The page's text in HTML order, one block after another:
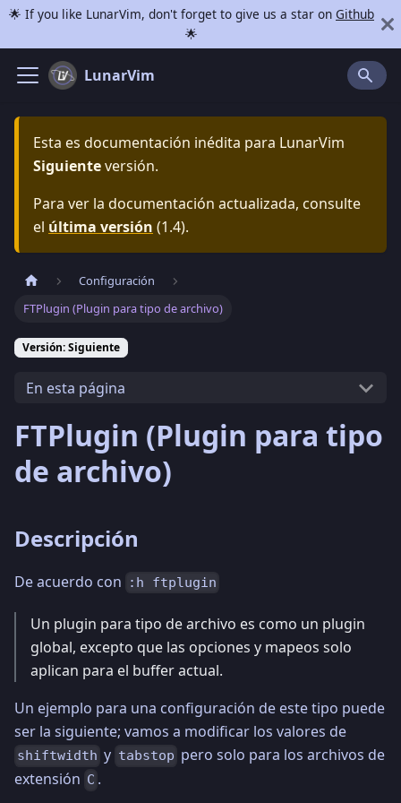
🌟 If you like LunarVim, don't forget to give us a star on Github
🌟
LunarVim
Esta es documentación inédita para LunarVim
Siguienteversión.
Para ver la documentación actualizada, consulte
el última versión (1.4).
Configuración
FTPlugin (Plugin para tipo de archivo)
Versión: Siguiente
En esta página
FTPlugin (Plugin para tipo
de archivo)
Descripción
De acuerdo con :h ftplugin
Un plugin para tipo de archivo es como un plugin
global, excepto que las opciones y mapeos solo
aplican para el buffer actual.
Un ejemplo para una configuración de este tipo puede
ser la siguiente; vamos a modificar los valores de
shiftwidth y tabstop pero solo para los archivos de
extensión C .